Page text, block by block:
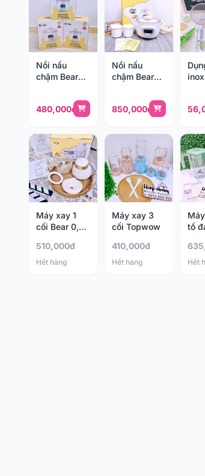
Nồi nấu
chậm Bear
480,000đ
Nồi nấu
chậm Bear
850,000đ
Máy xay 1
cối Bear 0,6L
510,000đ
Hết hàng
Máy xay 3
cối Topwow
410,000đ
Hết hàng
tố
Hết